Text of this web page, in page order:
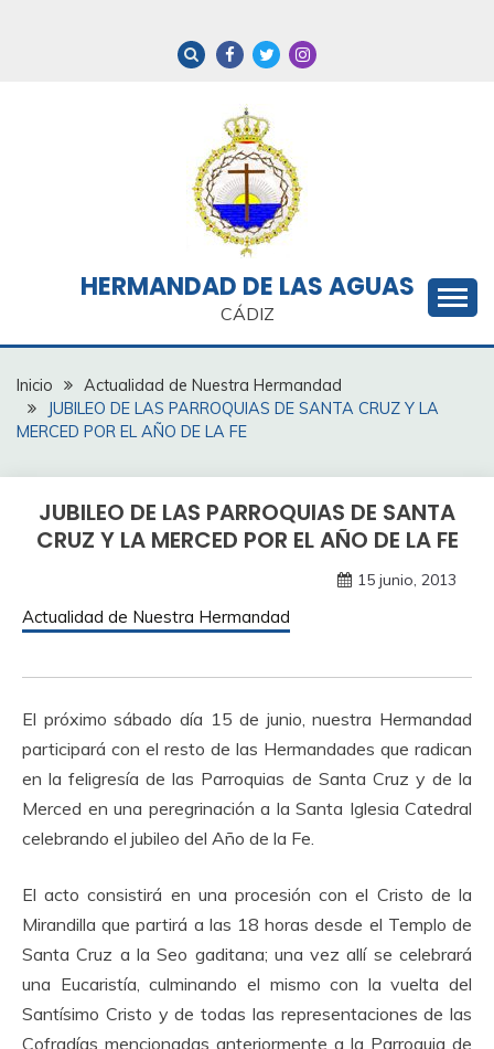
HERMANDAD DE LAS AGUAS
CÁDIZ
Inicio
Actualidad de Nuestra Hermandad
JUBILEO DE LAS PARROQUIAS DE SANTA CRUZ Y LA
MERCED POR EL AÑO DE LA FE
JUBILEO DE LAS PARROQUIAS DE SANTA
CRUZ Y LA MERCED POR EL AÑO DE LA FE
15 junio, 2013
Actualidad de Nuestra Hermandad
El próximo sábado día 15 de junio, nuestra Hermandad
participará con el resto de las Hermandades que radican
en la feligresía de las Parroquias de Santa Cruz y de la
Merced en una peregrinación a la Santa Iglesia Catedral
celebrando el jubileo del Año de la Fe.
El acto consistirá en una procesión con el Cristo de la
Mirandilla que partirá a las 18 horas desde el Templo de
Santa Cruz a la Seo gaditana; una vez allí se celebrará
una Eucaristía, culminando el mismo con la vuelta del
Santísimo Cristo y de todas las representaciones de las
Cofradías mencionadas anteriormente a la Parroquia de